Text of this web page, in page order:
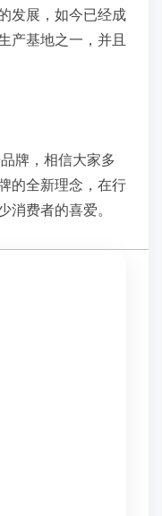
发展，如今已经成
产基地之一，并且
牌，相信大家多
的全新理念，在行
消费者的喜爱。